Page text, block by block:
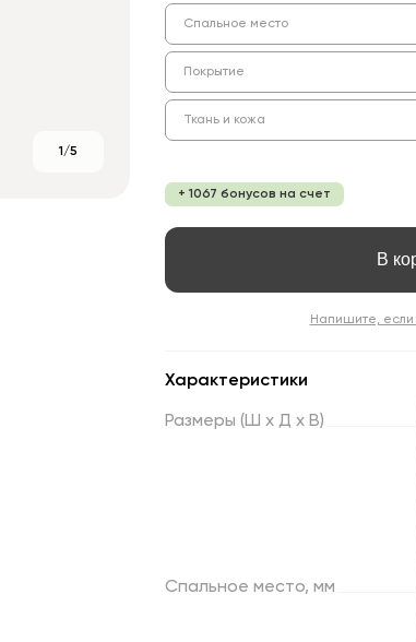
1/5
Спальное место
Покрытие
Ткань и кожа
+ 1067 бонусов на счет
В
Напишите,
Характеристики
Размеры (Ш х Д х В)
Спальное место, мм